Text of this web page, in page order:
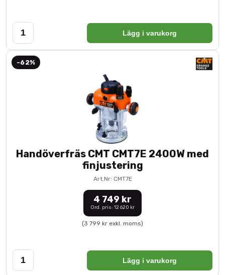
Lägg i varukorg
-62%
Handöverfräs CMT CMT7E 2400W med
finjustering
Art.Nr: CMT7E
4 749 kr
Ord. pris: 12 620 kr
(3 799 kr exkl. moms)
Lägg i varukorg